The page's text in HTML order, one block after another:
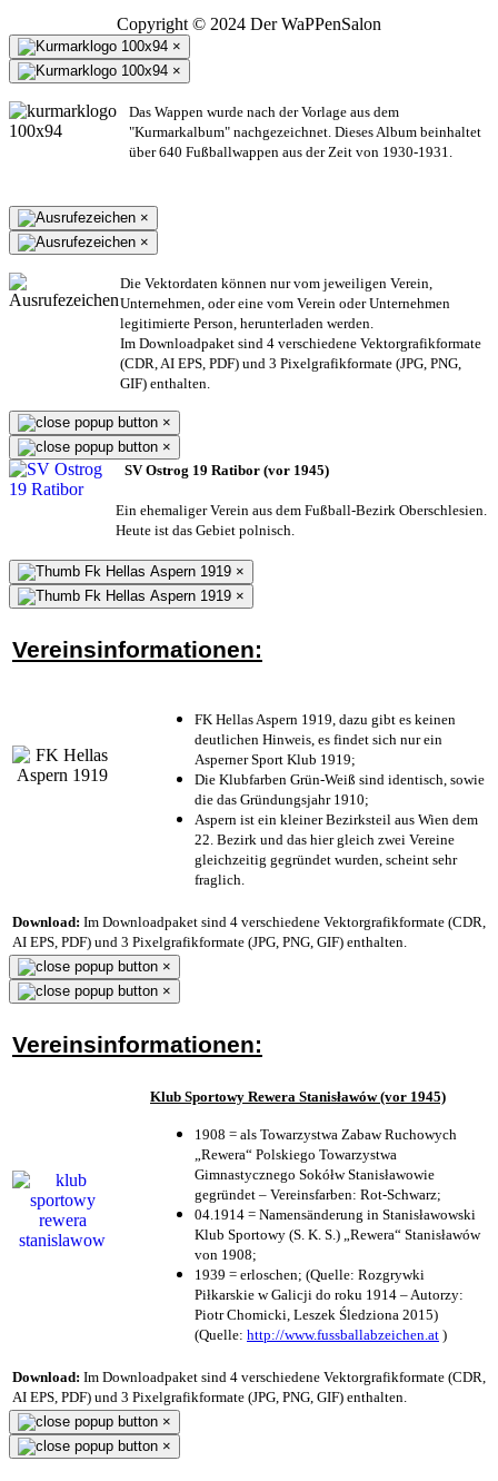
Copyright © 2024 Der WaPPenSalon
×
×
Das Wappen wurde nach der Vorlage aus dem
"Kurmarkalbum" nachgezeichnet. Dieses Album beinhaltet
über 640 Fußballwappen aus der Zeit von 1930-1931.
×
×
Die Vektordaten können nur vom jeweiligen Verein,
Unternehmen, oder eine vom Verein oder Unternehmen
legitimierte Person, herunterladen werden.
Im Downloadpaket sind 4 verschiedene Vektorgrafikformate
(CDR, AI EPS, PDF) und 3 Pixelgrafikformate (JPG, PNG,
GIF) enthalten.
×
×
SV Ostrog 19 Ratibor (vor 1945)
Ein ehemaliger Verein aus dem Fußball-Bezirk Oberschlesien.
Heute ist das Gebiet polnisch.
×
×
Vereinsinformationen:
FK Hellas Aspern 1919, dazu gibt es keinen
deutlichen Hinweis, es findet sich nur ein
Asperner Sport Klub 1919;
Die Klubfarben Grün-Weiß sind identisch, sowie
die das Gründungsjahr 1910;
Aspern ist ein kleiner Bezirksteil aus Wien dem
22. Bezirk und das hier gleich zwei Vereine
gleichzeitig gegründet wurden, scheint sehr
fraglich.
Download: Im Downloadpaket sind 4 verschiedene Vektorgrafikformate (CDR,
AI EPS, PDF) und 3 Pixelgrafikformate (JPG, PNG, GIF) enthalten.
×
×
Vereinsinformationen:
Klub Sportowy Rewera Stanisławów (vor 1945)
1908 = als Towarzystwa Zabaw Ruchowych
„Rewera“ Polskiego Towarzystwa
Gimnastycznego Sokółw Stanisławowie
gegründet – Vereinsfarben: Rot-Schwarz;
04.1914 = Namensänderung in Stanisławowski
Klub Sportowy (S. K. S.) „Rewera“ Stanisławów
von 1908;
1939 = erloschen; (Quelle: Rozgrywki
Piłkarskie w Galicji do roku 1914 – Autorzy:
Piotr Chomicki, Leszek Śledziona 2015)
(Quelle: http://www.fussballabzeichen.at )
Download: Im Downloadpaket sind 4 verschiedene Vektorgrafikformate (CDR,
AI EPS, PDF) und 3 Pixelgrafikformate (JPG, PNG, GIF) enthalten.
×
×